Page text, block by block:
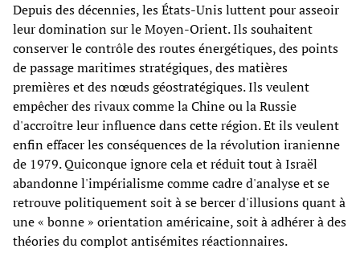
Depuis des décennies, les États-Unis luttent pour asseoir
leur domination sur le Moyen-Orient. Ils souhaitent
conserver le contrôle des routes énergétiques, des points
de passage maritimes stratégiques, des matières
premières et des nœuds géostratégiques. Ils veulent
empêcher des rivaux comme la Chine ou la Russie
d'accroître leur influence dans cette région. Et ils veulent
enfin effacer les conséquences de la révolution iranienne
de 1979. Quiconque ignore cela et réduit tout à Israël
abandonne l'impérialisme comme cadre d'analyse et se
retrouve politiquement soit à se bercer d'illusions quant à
une « bonne » orientation américaine, soit à adhérer à des
théories du complot antisémites réactionnaires.